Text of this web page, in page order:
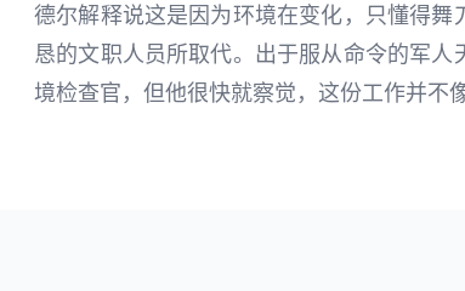
德尔解释说这是因为环境在变化，只懂得
恳的文职人员所取代。出于服从命令的军
境检查官，但他很快就察觉，这份工作并